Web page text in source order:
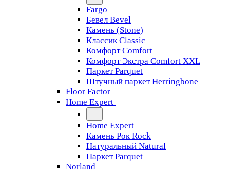
Fargo
Бевел Bevel
Камень (Stone)
Классик Classic
Комфорт Comfort
Комфорт Экстра Comfort XXL
Паркет Parquet
Штучный паркет Herringbone
Floor Factor
Home Expert
Home Expert
Камень Рок Rock
Натуральный Natural
Паркет Parquet
Norland